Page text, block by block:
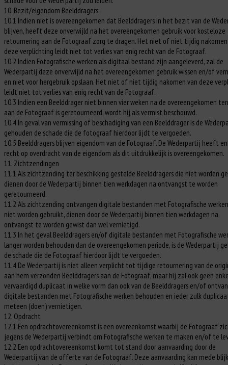
10. Bezit/eigendom Beelddragers
10.1 Indien niet is overeengekomen dat Beelddragers in het bezit van de
blijven, heeft deze onverwijld na het overeengekomen gebruik voor kosteloze
retournering aan de Fotograaf zorg te dragen. Het niet of niet tijdig
deze verplichting leidt niet tot verlies van enig recht van de Fotograaf.
10.2 Indien Fotografische werken als digitaal bestand zijn aangeleverd, zal de
Wederpartij deze onverwijld na het overeengekomen gebruik wissen en/of
en niet voor hergebruik opslaan. Het niet of niet tijdig nakomen van deze
leidt niet tot verlies van enig recht van de Fotograaf.
10.3 Indien een Beelddrager niet binnen vier weken na de overeengekomen
aan de Fotograaf is geretourneerd, wordt hij als vermist beschouwd.
10.4 In geval van vermissing of beschadiging van een Beelddrager is de
gehouden de schade die de fotograaf hierdoor lijdt te vergoeden.
10.5 Beelddragers blijven eigendom van de Fotograaf. De Wederpartij heeft
recht op overdracht van de eigendom als dit uitdrukkelijk is overeengekomen.
11. Zichtzendingen
11.1 Als zichtzending ter beschikking gestelde Beelddragers die niet worden
dienen door de Wederpartij binnen tien werkdagen na ontvangst te worden
geretourneerd.
11.2 Als zichtzending ontvangen digitale bestanden met Fotografische
niet worden gebruikt, dienen door de Wederpartij binnen tien werkdagen na
ontvangst te worden gewist dan wel vernietigd.
11.3 In het geval Beelddragers en/of digitale bestanden met Fotografische
langer worden behouden dan de overeengekomen periode, is de Wederpartij
de schade die de Fotograaf hierdoor lijdt te vergoeden.
11.4 De Wederpartij is niet alleen verplicht tot tijdige retournering van de
aan hem verzonden Beelddragers aan de Fotograaf, maar hij zal ook geen
vervaardigd duplicaat in welke vorm dan ook van de Beelddragers en/of
digitale bestanden met Fotografische werken behouden en ieder zulk
meteen (doen) vernietigen.
12. Opdracht
12.1 Een opdrachtovereenkomst is een overeenkomst waarbij de Fotograaf
jegens de Wederpartij verbindt om Fotografische werken te maken en/of te
12.2 Een opdrachtovereenkomst komt tot stand door aanvaarding door de
Wederpartij van de offerte van de Fotograaf. Deze aanvaarding kan mede